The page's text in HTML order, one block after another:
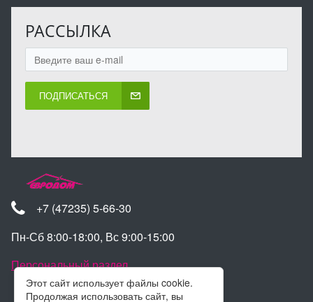
Этот сайт использует файлы cookie.
Продолжая использовать сайт, вы
РАССЫЛКА
ПОДПИСАТЬСЯ
+7 (47235) 5-66-30
Пн-Сб 8:00-18:00, Вс 9:00-15:00
Персональный раздел